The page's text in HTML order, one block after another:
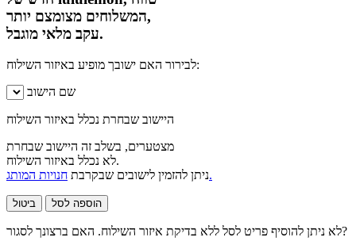
המשלוחים מצומצם יותר,
עקב מלאי מוגבל.
לבירור האם ישובך מופיע באיזור השילוח:
שם הישוב
היישוב שבחרת נכלל באיזור השילוח
מצטערים, בשלב זה היישוב שבחרת
לא נכלל באיזור השילוח.
ניתן להזמין לישובים שבקרבתחנויות המותג.
ביטול הוספה לסל
לא ניתן להוסיף פריט לסל ללא בדיקת איזור השילוח. האם ברצונך לסגור?